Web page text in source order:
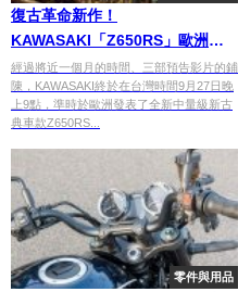
復古革命新作！
KAWASAKI「Z650RS」歐洲登
場
經過將近一個月的時間、三部預告影片的鋪
陳，KAWASAKI終於在台灣時間9月27日晚
上9點，準時於歐洲發表了全新中量級新古
典車款Z650RS...
零件與用品